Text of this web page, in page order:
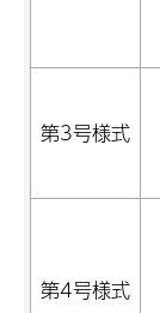
第3号様式
第4号様式